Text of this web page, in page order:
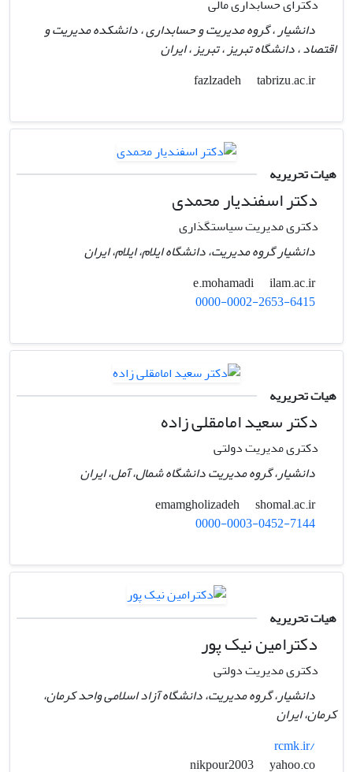
دانشیار ، گروه مدیریت و حسابداری ، دانشکده مدیریت و
اقتصاد ، دانشگاه تبریز ، تبریز ، ایران
fazlzadeh
tabrizu.ac.ir
هیات تحریریه
دکتر اسفندیار محمدی
دکتری مدیریت سیاستگذاری
دانشیار گروه مدیریت، دانشگاه ایلام، ایلام، ایران
e.mohamadi
ilam.ac.ir
0000-0002-2653-6415
هیات تحریریه
دکتر سعید امامقلی زاده
دکتری مدیریت دولتی
دانشیار، گروه مدیریت دانشگاه شمال، آمل، ایران
emamgholizadeh
shomal.ac.ir
0000-0003-0452-7144
هیات تحریریه
دکترامین نیک پور
دکتری مدیریت دولتی
دانشیار، گروه مدیریت، دانشگاه آزاد اسلامی واحد کرمان،
کرمان، ایران
rcmk.ir/
yahoo.co